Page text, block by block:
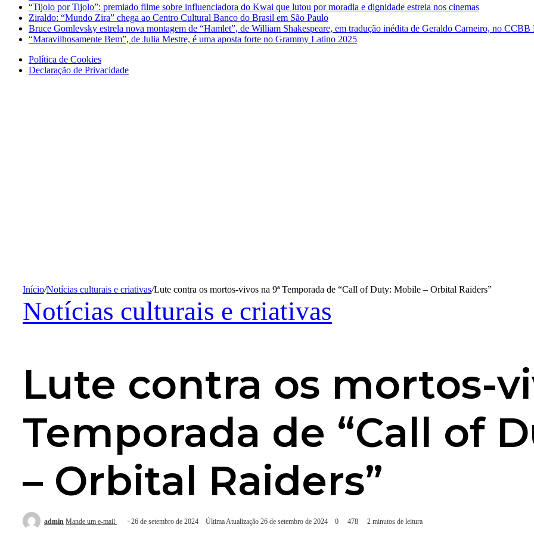
“Tijolo por Tijolo”: premiado filme sobre influenciadora do Kwai que lutou por moradia e dignidade estreia nos cinemas
Ziraldo: “Mundo Zira” chega ao Centro Cultural Banco do Brasil em São Paulo
Bruce Gomlevsky estrela nova montagem de “Hamlet”, de William Shakespeare, em tradução inédita de Geraldo Carneiro, no CCBB
“Maravilhosamente Bem”, de Julia Mestre, é uma aposta forte no Grammy Latino 2025
Política de Cookies
Declaração de Privacidade
Início/Notícias culturais e criativas/Lute contra os mortos-vivos na 9ª Temporada de “Call of Duty: Mobile – Orbital Raiders”
Notícias culturais e criativas
Lute contra os mortos-
Temporada de “Call of
– Orbital Raiders”
admin Mande um e-mail 26 de setembro de 2024 Última Atualização 26 de setembro de 2024 0 478 2 minutos de leitura